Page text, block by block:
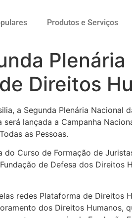
Produtos e Serviços
Plenária
Direitos
a Segunda Plenária Nacional
será lançada a Campanha
as Pessoas.
Curso de Formação de
de Defesa dos Direitos
redes Plataforma de Direitos
dos Direitos Humanos,